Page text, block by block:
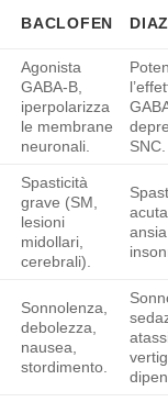
BACLOFEN
Agonista
GABA-B,
iperpolarizza
le membrane
neuronali.
SNC.
Spasticità
grave (SM,
lesioni
midollari,
cerebrali).
Sonnolenza,
debolezza,
nausea,
stordimento.